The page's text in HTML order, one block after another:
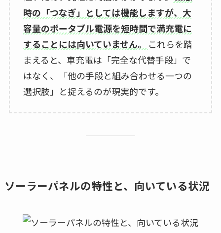
時の「つなぎ」としては機能しますが、大
容量のポータブル電源を短時間で満充電に
することには向いていません。
これらを踏
まえると、車充電は「完全な代替手段」で
はなく、「他の手段と組み合わせる一つの
選択肢」と捉えるのが現実的です。
ソーラーパネルの特性と、向いている状況